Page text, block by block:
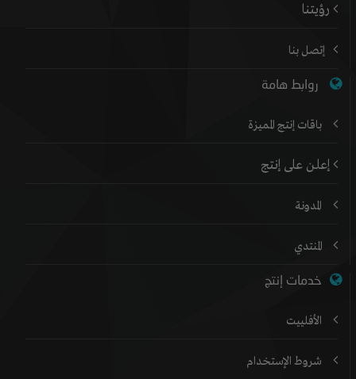
رؤيتنا
إتصل بنا
روابط هامة
باقات إنتج المميزة
إعلن على إنتج
المدونة
المنتدي
خدمات إنتج
الأفلييت
شروط الإستخدام